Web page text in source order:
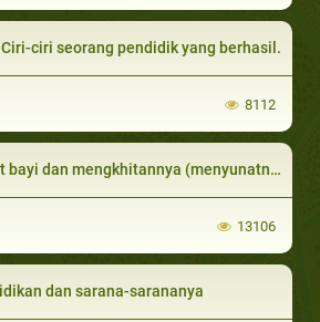
ciri seorang pendidik yang berhasil.
8112
dan mengkhitannya (menyunatnya)
13106
dan sarana-sarananya